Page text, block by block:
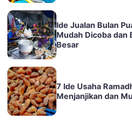
Ide Jualan Bulan
Mudah Dicoba
Besar
7 Ide Usaha
Menjanjikan dan